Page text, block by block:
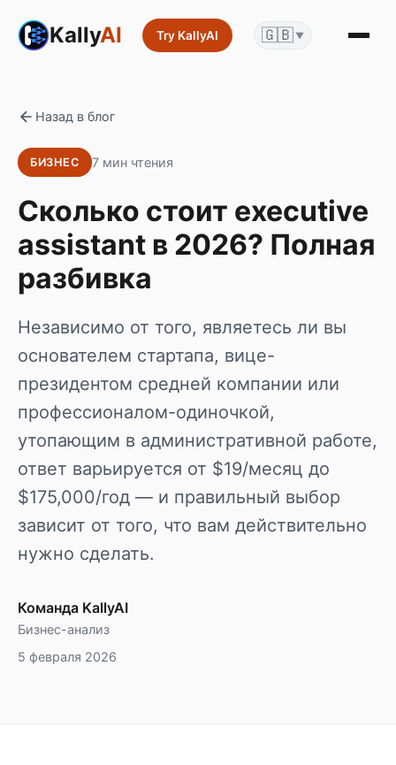
KallyAI Try KallyAI 🇬🇧 ▼
Назад в блог
БИЗНЕС 7 мин чтения
Сколько стоит executive
assistant в 2026? Полная
разбивка
Независимо от того, являетесь ли вы
основателем стартапа, вице-
президентом средней компании или
профессионалом-одиночкой,
утопающим в административной работе,
ответ варьируется от $19/месяц до
$175,000/год — и правильный выбор
зависит от того, что вам действительно
нужно сделать.
Команда KallyAI
Бизнес-анализ
5 февраля 2026